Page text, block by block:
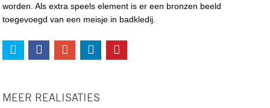
worden. Als extra speels element is er een bronzen beeld
toegevoegd van een meisje in badkledij.
MEER REALISATIES